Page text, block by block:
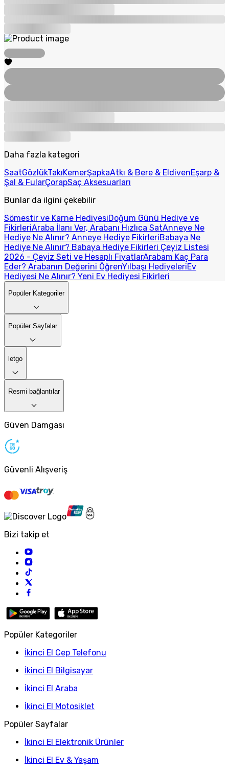
Daha fazla kategori
SaatGözlükTakıKemerŞapkaAtkı & Bere & EldivenEşarp &
Şal & FularÇorapSaç Aksesuarları
Bunlar da ilgini çekebilir
Sömestir ve Karne HediyesiDoğum Günü Hediye ve
FikirleriAraba İlanı Ver, Arabanı Hızlıca SatAnneye Ne
Hediye Ne Alınır? Anneye Hediye FikirleriBabaya Ne
Hediye Ne Alınır? Babaya Hediye Fikirleri Çeyiz Listesi
2026 - Çeyiz Seti ve Hesaplı FiyatlarArabam Kaç Para
Eder? Arabanın Değerini ÖğrenYılbaşı HediyeleriEv
Hediyesi Ne Alınır? Yeni Ev Hediyesi Fikirleri
Popüler Kategoriler
Popüler Sayfalar
letgo
Resmi bağlantılar
Güven Damgası
Güvenli Alışveriş
Bizi takip et
Popüler Kategoriler
İkinci El Cep Telefonu
İkinci El Bilgisayar
İkinci El Araba
İkinci El Motosiklet
Popüler Sayfalar
İkinci El Elektronik Ürünler
İkinci El Ev & Yaşam